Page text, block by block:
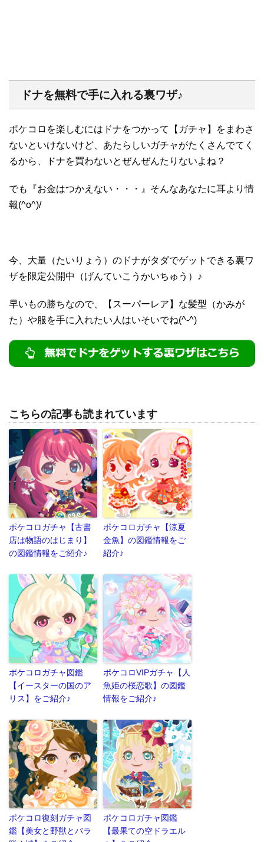
ドナを無料で手に入れる裏ワザ♪
ポケコロを楽しむにはドナをつかって【ガチャ】をまわさ
ないといけないけど、あたらしいガチャがたくさんでてく
るから、ドナを買わないとぜんぜんたりないよね？
でも『お金はつかえない・・・』そんなあなたに耳より情
報(^o^)/
今、大量（たいりょう）のドナがタダでゲットできる裏ワ
ザを限定公開中（げんていこうかいちゅう）♪
早いもの勝ちなので、【スーパーレア】な髪型（かみが
た）や服を手に入れたい人はいそいでね(^-^)
こちらの記事も読まれています
ポケコロガチャ【古書
店は物語のはじまり】
の図鑑情報をご紹介♪
ポケコロガチャ【涼夏
金魚】の図鑑情報をご
紹介♪
ポケコロガチャ図鑑
【イースターの国のア
リス】をご紹介♪
ポケコロVIPガチャ【人
魚姫の桜恋歌】の図鑑
情報をご紹介♪
ポケコロ復刻ガチャ図
鑑【美女と野獣とバラ
ポケコロガチャ図鑑
【最果ての空ドラエル